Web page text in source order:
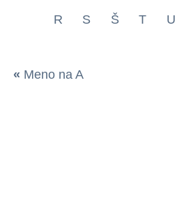
R
S Š T U
« Meno na A